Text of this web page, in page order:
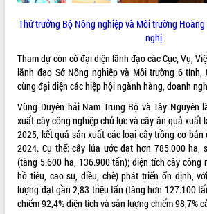
Trailer Lễ hội Sầu riêng Đắk Lắk năm
2026
Khám bệnh, cấp phát thuốc miễn phí
và tặng quà người dân xã Cư Pui
Hội nghị UBND tỉnh Đắk Lắk thường kỳ
tháng 7/2026
Lễ truy tặng danh hiệu “Bà Mẹ Việt
Nam Anh hùng” và trao Huân chương
Lao động
UBND tỉnh Đắk Lắk triển khai nhiệm
ALBUM ẢNH
Thứ trưởng Bộ Nông nghiệp và Môi trường
nghị.
Tham dự còn có đại diện lãnh đạo các Cục, Vụ,
lãnh đạo Sở Nông nghiệp và Môi trường 6 tỉnh,
cùng đại diện các hiệp hội ngành hàng, doanh
Vùng Duyên hải Nam Trung Bộ và Tây Nguyên
xuất cây công nghiệp chủ lực và cây ăn quả xuất
2025, kết quả sản xuất các loại cây trồng cơ
2024. Cụ thể: cây lúa ước đạt hơn 785.000 ha,
(tăng 5.600 ha, 136.900 tấn); diện tích cây công
hồ tiêu, cao su, điều, chè) phát triển ổn định,
lượng đạt gần 2,83 triệu tấn (tăng hơn 127.100
chiếm 92,4% diện tích và sản lượng chiếm 98,7%